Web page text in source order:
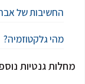
החשיבות של
מהי גלקטוזמיה?
מחלות גנטיות